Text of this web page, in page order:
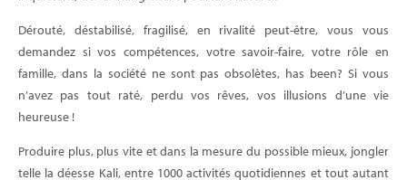
Dérouté, déstabilisé, fragilisé, en rivalité peut-être, vous vous
demandez si vos compétences, votre savoir-faire, votre rôle en
famille, dans la société ne sont pas obsolètes, has been? Si vous
n’avez pas tout raté, perdu vos rêves, vos illusions d’une vie
heureuse !
Produire plus, plus vite et dans la mesure du possible mieux, jongler
telle la déesse Kali, entre 1000 activités quotidiennes et tout autant